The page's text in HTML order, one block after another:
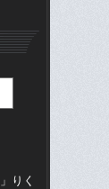
りく